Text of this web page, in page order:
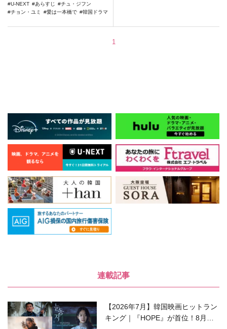
U-NEXT あらすじ
チュ・ジフン
チョン・ユミ
愛は一本橋で 韓国ドラマ
1
連載記事
【2026年7月】韓国映画ヒットラン
キング｜『HOPE』が首位！8月公